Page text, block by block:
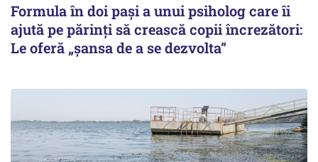
Formula în doi pași a unui psiholog care îi
ajută pe părinți să crească copii încrezători:
Le oferă „șansa de a se dezvolta”